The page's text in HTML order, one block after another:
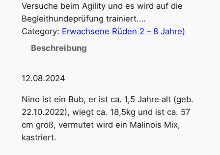
Versuche beim Agility und es wird auf die
Begleithundeprüfung trainiert.…
Category: Erwachsene Rüden 2 – 8 Jahre)
Beschreibung
12.08.2024
Nino ist ein Bub, er ist ca. 1,5 Jahre alt (geb.
22.10.2022), wiegt ca. 18,5kg und ist ca. 57
cm groß, vermutet wird ein Malinois Mix,
kastriert.